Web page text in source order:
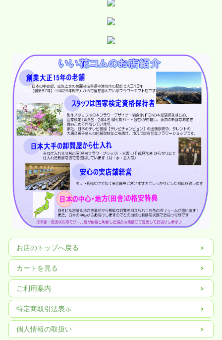
■◇■ ＰＭ ３時までにご注文で翌
日配達ＯＫ！■◇■
（北海道・青森・沖縄・鹿児島・宮崎・一部離島は翌々日）
■◇■お届けした商品画像が確認でき
お店のトップへ戻る
カートを見る
ご利用案内
特定商取引法表示
個人情報の取扱い